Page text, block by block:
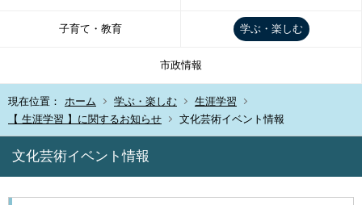
子育て・教育 学ぶ・楽しむ
市政情報
現在位置： ホーム 学ぶ・楽しむ
生涯学習
【 生涯学習 】に関するお知らせ
文化芸術イベント情報
文化芸術イベント情報